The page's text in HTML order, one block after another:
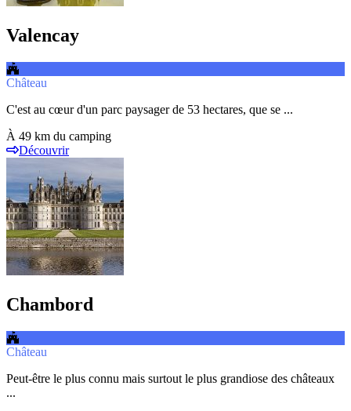
Valencay
Château
C'est au cœur d'un parc paysager de 53 hectares, que se ...
À 49 km du camping
Découvrir
Chambord
Château
Peut-être le plus connu mais surtout le plus grandiose des châteaux
...